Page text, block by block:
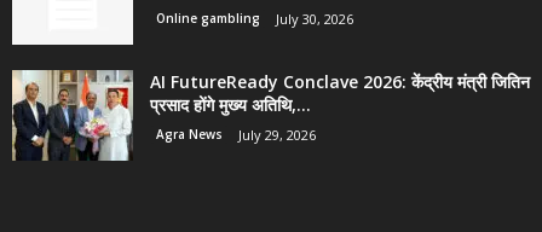
Online gambling July 30, 2026
AI FutureReady Conclave 2026: केंद्रीय मंत्री जितिन
प्रसाद होंगे मुख्य अतिथि,...
Agra News July 29, 2026